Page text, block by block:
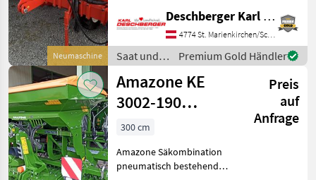
Neumaschine
pneumatisch, elektr.
Überwachung Gaspardo
MTR 5-Reihig:
Reihenabstand 70 cm mit
Mulchsaat-Aggre
Deschberger Karl Landtechnik GesmbH & Co KG
4774 St. Marienkirchen/Schärding
Saat und
Pflege /
Gaspardo
Premium Gold Händler
Amazone KE
3002-190
Rotamix /
Centaya 3000
Special
Preis
auf
Anfrage
300 cm
Amazone Säkombination
pneumatisch bestehend